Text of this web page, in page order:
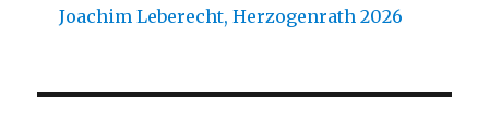
Joachim Leberecht, Herzogenrath 2026